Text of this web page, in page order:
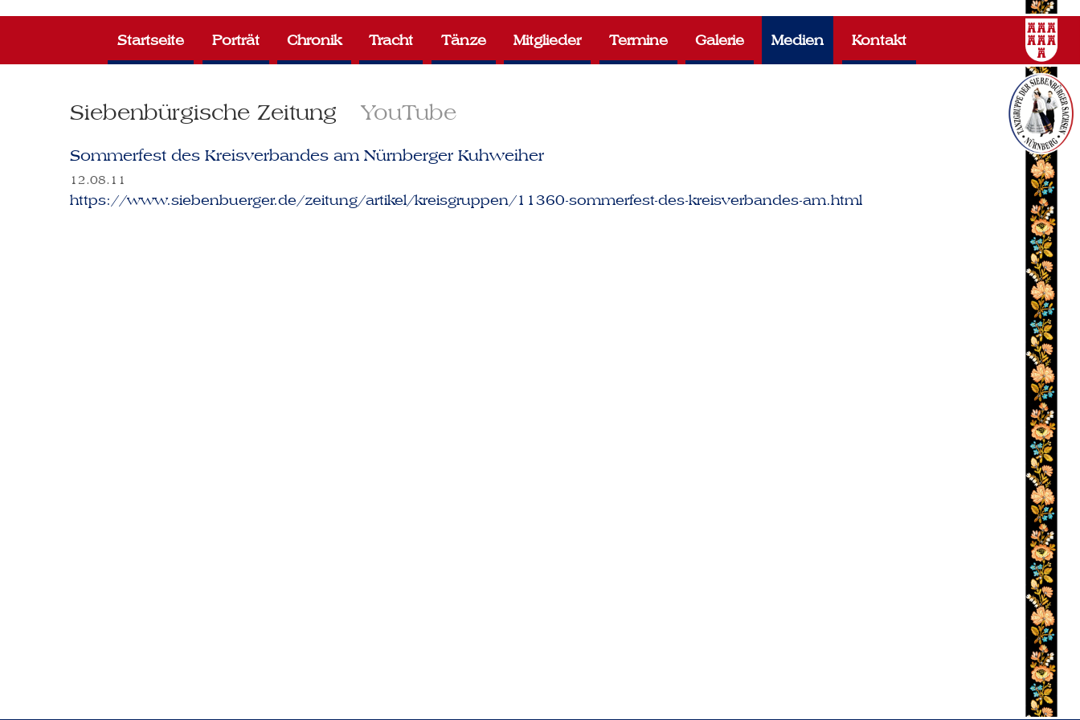
Siebenbürgische Zeitung YouTube
Startseite Porträt Chronik Tracht Tänze Mitglieder Termine Galerie Medien Kontakt
Sommerfest des Kreisverbandes am Nürnberger Kuhweiher
12.08.11
https://www.siebenbuerger.de/zeitung/artikel/kreisgruppen/11360-sommerfest-des-kreisverbandes-am.html